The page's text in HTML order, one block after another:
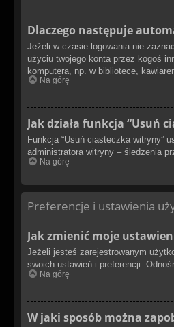
Dlaczego następuje
Jeżeli w czasie logowania nie
użyciu twojego konta przez kogoś
komputera, np. w bibliotece,
Na górę
Jak działa funkcja “Usuń
Funkcja “Usuń ciasteczka witryny”
administratora witryny – śledzenia
Na górę
Preferencje i ustawienia
Jak zmienić moje
Jeżeli jesteś zarejestrowanym
swoich ustawień i preferencji.
Na górę
W jaki sposób można